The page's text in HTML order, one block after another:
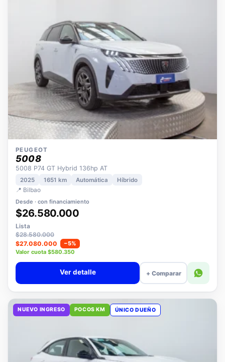
PEUGEOT
5008
5008 P74 GT Hybrid 136hp AT
2025
📍 Bilbao
Desde · con financiamiento
$26.580.000
Lista
$28.580.000
$27.080.000
−5%
Valor cuota $580.350
+ Comparar
NUEVO INGRESO POCOS KM